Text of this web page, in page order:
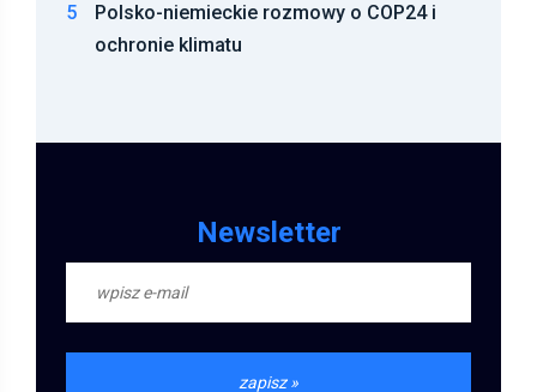
5
Polsko-niemieckie rozmowy o COP24 i
ochronie klimatu
Newsletter